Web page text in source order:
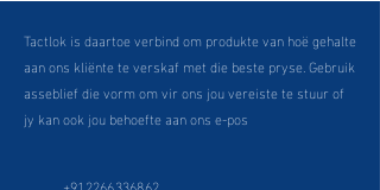
Tactlok is daartoe verbind om produkte van hoë gehalte
aan ons kliënte te verskaf met die beste pryse. Gebruik
asseblief die vorm om vir ons jou vereiste te stuur of
jy kan ook jou behoefte aan ons e-pos